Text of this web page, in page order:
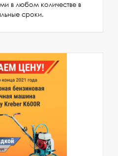
в любом количестве в
сроки.